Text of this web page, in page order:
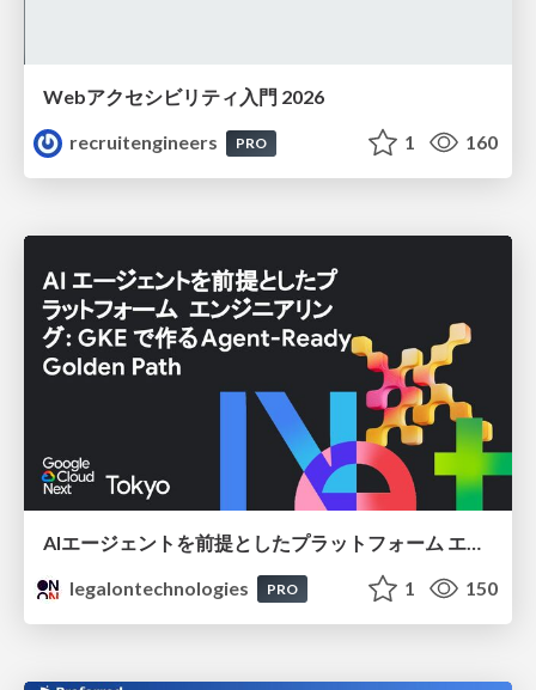
Webアクセシビリティ入門 2026
recruitengineers
PRO 1 160
legalontechnologies
PRO 1 150